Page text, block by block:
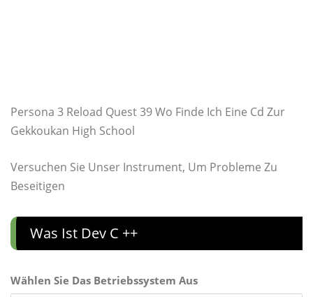
Persona 3 Reload Quest 39 Wo Finde Ich Eine Cd Zur
Gekkoukan High School
Versuchen Sie Unser Instrument, Um Probleme Zu
Beseitigen
Was Ist Dev C ++
Wählen Sie Das Betriebssystem Aus